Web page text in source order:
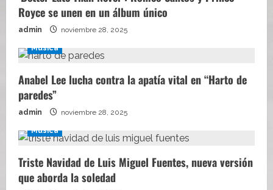
Royce se unen en un álbum único
admin noviembre 28, 2025
Música
Anabel Lee lucha contra la apatía vital en “Harto de
paredes”
admin noviembre 28, 2025
Música
Triste Navidad de Luis Miguel Fuentes, nueva versión
que aborda la soledad